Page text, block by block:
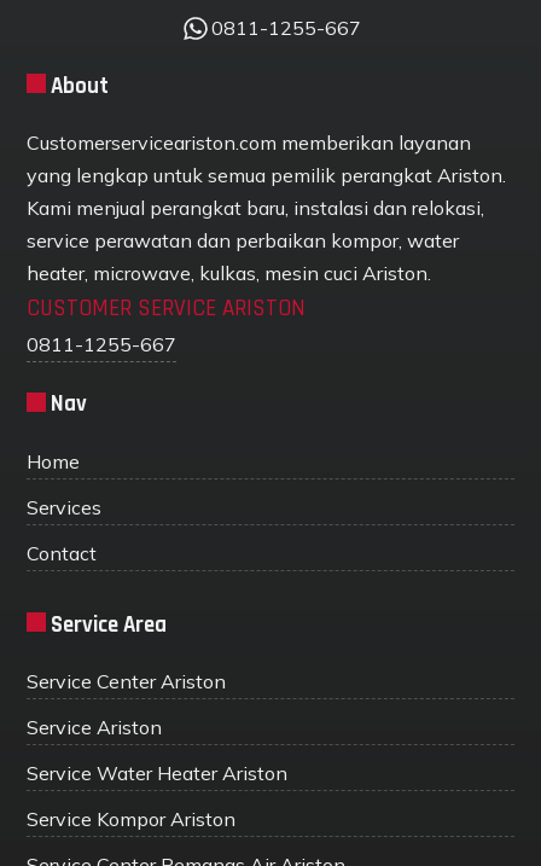
0811-1255-667
About
Customerserviceariston.com memberikan layanan
yang lengkap untuk semua pemilik perangkat Ariston.
Kami menjual perangkat baru, instalasi dan relokasi,
service perawatan dan perbaikan kompor, water
heater, microwave, kulkas, mesin cuci Ariston.
CUSTOMER SERVICE ARISTON
0811-1255-667
Nav
Home
Services
Contact
Service Area
Service Center Ariston
Service Ariston
Service Water Heater Ariston
Service Kompor Ariston